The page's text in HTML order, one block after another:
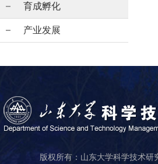
育成孵化
产业发展
版权所有：山东大学科学技术